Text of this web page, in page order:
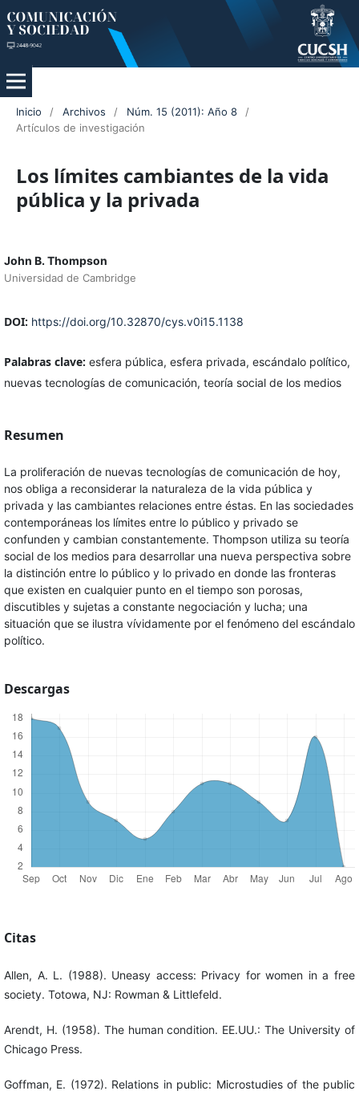
Inicio / Archivos / Núm. 15 (2011): Año 8
/
Artículos de investigación
Los límites cambiantes de la vida
pública y la privada
John B. Thompson
Universidad de Cambridge
DOI: https://doi.org/10.32870/cys.v0i15.1138
Palabras clave: esfera pública, esfera privada, escándalo político,
nuevas tecnologías de comunicación, teoría social de los medios
Resumen
La proliferación de nuevas tecnologías de comunicación de hoy,
nos obliga a reconsiderar la naturaleza de la vida pública y
privada y las cambiantes relaciones entre éstas. En las sociedades
contemporáneas los límites entre lo público y privado se
confunden y cambian constantemente. Thompson utiliza su teoría
social de los medios para desarrollar una nueva perspectiva sobre
la distinción entre lo público y lo privado en donde las fronteras
que existen en cualquier punto en el tiempo son porosas,
discutibles y sujetas a constante negociación y lucha; una
situación que se ilustra vívidamente por el fenómeno del escándalo
político.
Descargas
Citas
Allen, A. L. (1988). Uneasy access: Privacy for women in a free
society. Totowa, NJ: Rowman & Littlefeld.
Arendt, H. (1958). The human condition. EE.UU.: The University of
Chicago Press.
Goffman, E. (1972). Relations in public: Microstudies of the public